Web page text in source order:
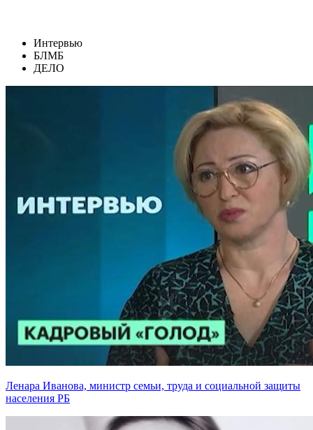
Интервью
БЛМБ
ДЕЛО
Ленара Иванова, министр семьи, труда и социальной защиты
населения РБ